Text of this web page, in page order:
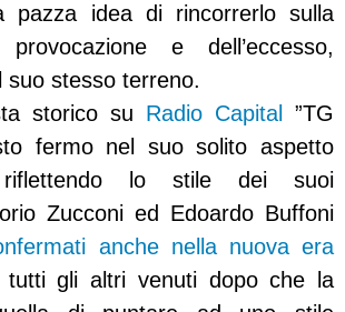
pazza idea di rincorrerlo sulla
e dell’eccesso,
suo stesso terreno.
storico su Radio Capital ”TG
fermo nel suo solito aspetto
riflettendo lo stile dei suoi
Zucconi ed Edoardo Buffoni
anche nella nuova era
gli altri venuti dopo che la